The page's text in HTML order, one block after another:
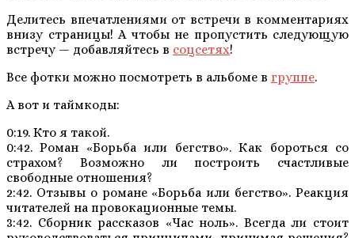
Делитесь впечатлениями от встречи в комментариях
внизу страницы! А чтобы не пропустить следующую
встречу — добавляйтесь в соцсетях!
Все фотки можно посмотреть в альбоме в группе.
А вот и таймкоды:
0:19. Кто я такой.
0:42. Роман «Борьба или бегство». Как бороться со
страхом? Возможно ли построить счастливые
свободные отношения?
2:42. Отзывы о романе «Борьба или бегство». Реакция
читателей на провокационные темы.
3:42. Сборник рассказов «Час ноль». Всегда ли стоит